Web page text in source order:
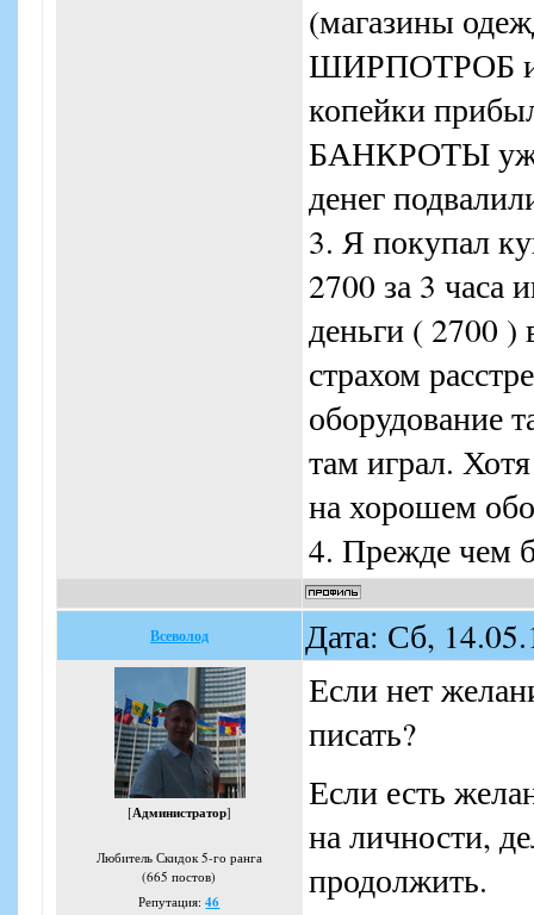
(магазины
ШИРПОТРОБ и
копейки
БАНКРОТЫ уже
денег
3. Я покупал
2700 за 3 часа
деньги ( 2700 )
страхом
оборудование
там играл.
на хорошем
4. Прежде чем
Всеволод Дата: Сб,
[Администратор]
Любитель Скидок 5-го ранга
(665 постов)
Репутация:46
Если нет
писать?
Если есть
на личности,
продолжить.